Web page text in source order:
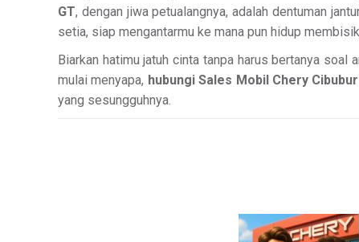
GT, dengan jiwa petualangnya, adalah dentuman
setia, siap mengantarmu ke mana pun hidup
Biarkan hatimu jatuh cinta tanpa harus bertanya
mulai menyapa, hubungi Sales Mobil Chery
yang sesungguhnya.